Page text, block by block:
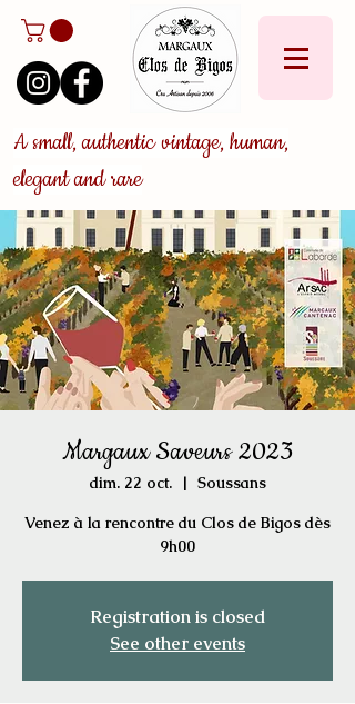
A small, authentic vintage, human,
elegant and rare
Margaux Saveurs 2023
dim. 22 oct.
  |
Soussans
Venez à la rencontre du Clos de Bigos dès
9h00
Registration is closed
See other events